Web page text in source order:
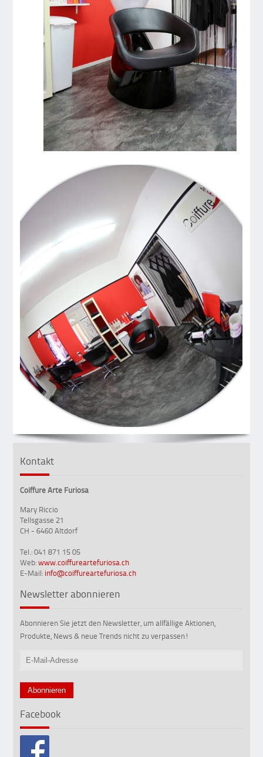
Kontakt
Coiffure Arte Furiosa
Mary Riccio
Tellsgasse 21
CH - 6460 Altdorf
Tel.: 041 871 15 05
Web:www.coiffureartefuriosa.ch
E-Mail: info@coiffureartefuriosa.ch
Newsletter abonnieren
Abonnieren Sie jetzt den Newsletter, um allfällige Aktionen,
Produkte, News & neue Trends nicht zu verpassen!
Facebook